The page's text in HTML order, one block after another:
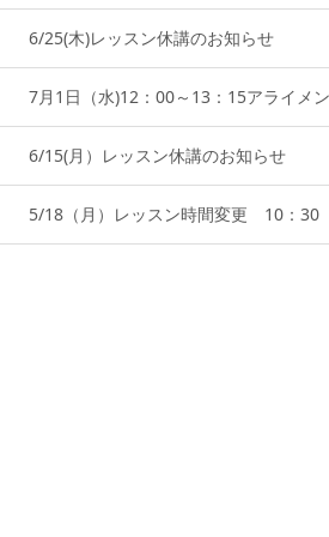
6/25(木)レッスン休講のお知らせ
7月1日（水)12：00～13：15アライメ
6/15(月）レッスン休講のお知らせ
5/18（月）レッスン時間変更 10：